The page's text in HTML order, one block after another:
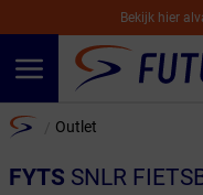
Bekijk hier
Home Outlet
FYTS SNLR